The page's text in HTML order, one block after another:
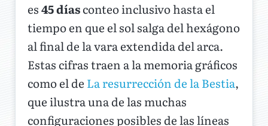
es45 díasconteo inclusivo hasta el
tiempo en que el sol salga del hexágono
al final de la vara extendida del arca.
Estas cifras traen a la memoria gráficos
como el de La resurrección de la Bestia,
que ilustra una de las muchas
configuraciones posibles de las líneas